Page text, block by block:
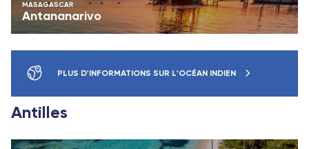
MASAGASCAR
Antananarivo
PLUS D'INFORMATIONS SUR L'OCÉAN INDIEN
Antilles